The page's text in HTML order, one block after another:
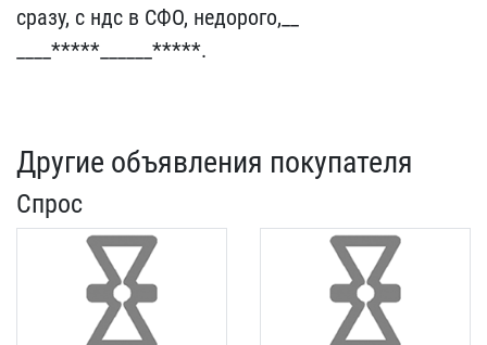
сразу, ​с ндс в СФО, недорого,__​
____*****______*****.
Другие объявления покупателя
Спрос